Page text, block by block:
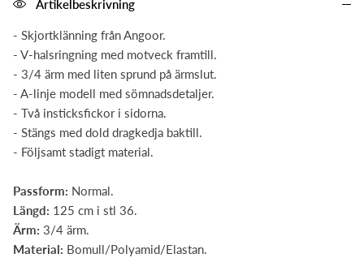
Artikelbeskrivning
- Skjortklänning från Angoor.
- V-halsringning med motveck framtill.
- 3/4 ärm med liten sprund på ärmslut.
- A-linje modell med sömnadsdetaljer.
- Två insticksfickor i sidorna.
- Stängs med dold dragkedja baktill.
- Följsamt stadigt material.
Passform: Normal.
Längd: 125 cm i stl 36.
Ärm: 3/4 ärm.
Material: Bomull/Polyamid/Elastan.